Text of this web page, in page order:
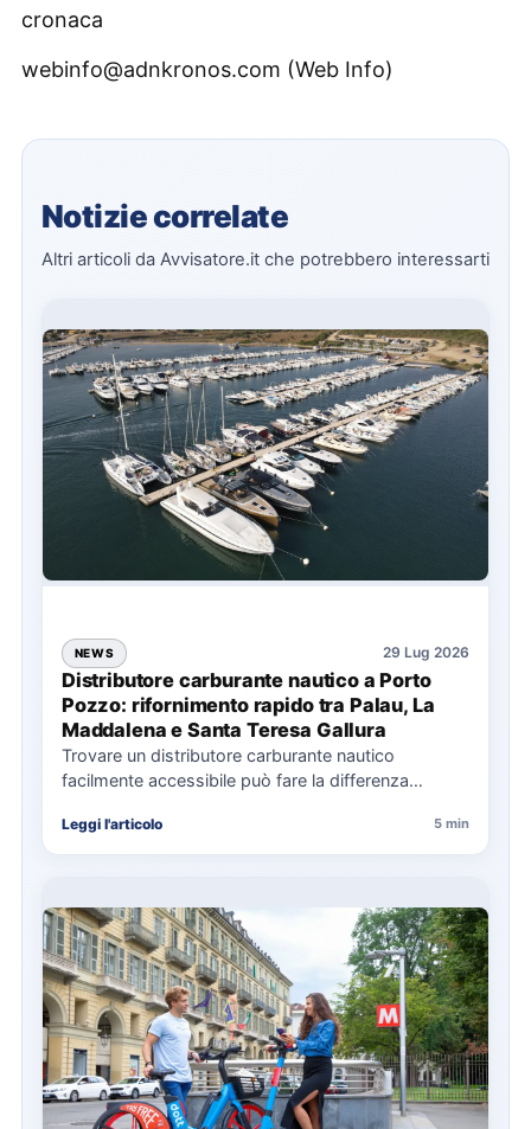
cronaca
webinfo@adnkronos.com (Web Info)
Notizie correlate
Altri articoli da Avvisatore.it che potrebbero interessarti
NEWS 29 Lug 2026
Distributore carburante nautico a Porto
Pozzo: rifornimento rapido tra Palau, La
Maddalena e Santa Teresa Gallura
Trovare un distributore carburante nautico
facilmente accessibile può fare la differenza
soprattutto…
Leggi l'articolo 5 min